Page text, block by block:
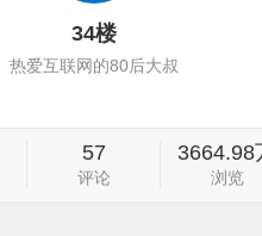
34楼
热爱互联网的80后大叔
57
评论
3664.98
浏览